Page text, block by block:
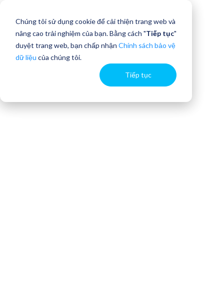
Chúng tôi sử dụng cookie để cải thiện trang web và
nâng cao trải nghiệm của bạn. Bằng cách "Tiếp tục"
duyệt trang web, bạn chấp nhận Chính sách bảo vệ
dữ liệu của chúng tôi.
Tiếp tục